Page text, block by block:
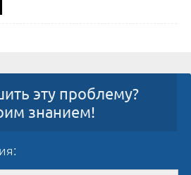
эту проблему?
знанием!